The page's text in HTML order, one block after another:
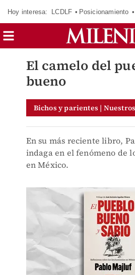
Hoy interesa: LCDLF Posicionamiento
El camelo del
bueno
Bichos y parientes |
En su más reciente libro,
indaga en el fenómeno de
en México.